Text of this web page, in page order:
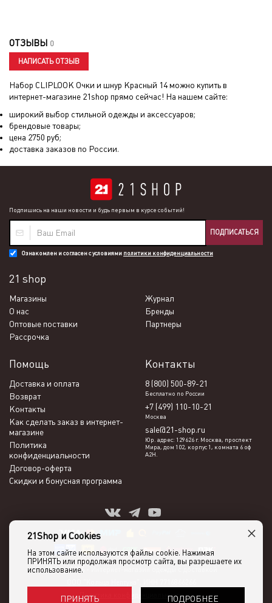
ОТЗЫВЫ 0
НАПИСАТЬ ОТЗЫВ
Набор CLIPLOOK Очки и шнур Красный 14можно купить в
интернет-магазине 21shop прямо сейчас! На нашем сайте:
широкий выбор стильной одежды и аксессуаров;
брендовые товары;
цена 2750 руб;
доставка заказов по России.
Подпишись на наши новости и будь первым в курсе событий!
ПОДПИСАТЬСЯ
Ознакомлен и согласен с условиями политики конфиденциальности
21 shop
Магазины
Журнал
О нас
Бренды
Оптовые поставки
Партнеры
Рассрочка
Помощь
Доставка и оплата
Возврат
Контакты
Как сделать заказ в интернет-
магазине
Политика
конфиденциальности
Договор-оферта
Скидки и бонусная программа
Контакты
8 (800) 500-89-21
Бесплатно по России
+7 (499) 110-10-21
Москва
sale@21-shop.ru
Юр. адрес: 129626 г. Москва, проспект
Мира, дом 102, корпус 1, комната 6 оф
А2Н.
21shop 2026 -
Политика конфиденциальности
21Shop и Cookies
На этом сайте используются файлы cookie. Нажимая
ПРИНЯТЬ или продолжая просмотр сайта, вы разрешаете их
использование.
ПРИНЯТЬ ПОДРОБНЕЕ
×